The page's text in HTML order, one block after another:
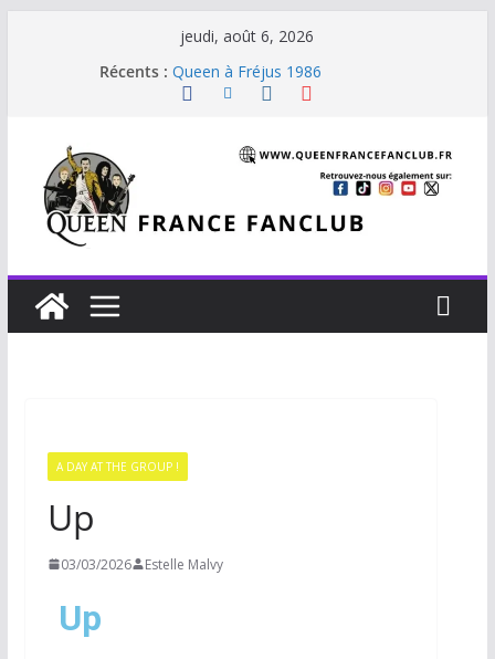
jeudi, août 6, 2026
Récents : Queen à Fréjus 1986
The Cross : Liar
Staying Power (45 tours Japon)
A DAY AT THE GROUP !
Up
03/03/2026 Estelle Malvy
Up